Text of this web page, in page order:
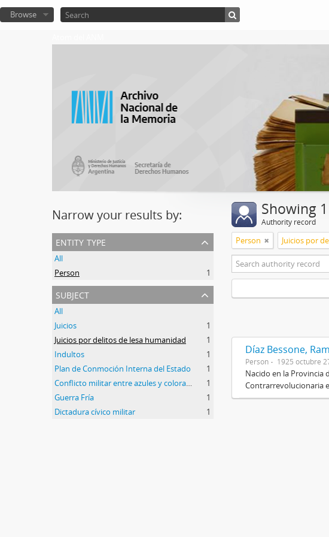
Browse
Narrow your results by:
entity type
All
Person
1
subject
All
Juicios
1
Juicios por delitos de lesa humanidad
1
Indultos
1
Plan de Conmoción Interna del Estado
1
1
Guerra Fría
1
Dictadura cívico militar
1
Showing
Authority record
Person Juicios por
Díaz Bessone,
Person 1925 octubre
Nacido en la Provincia
Contrarrevolucionaria